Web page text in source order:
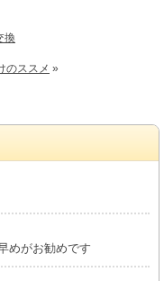
換
のススメ »
めがお勧めです